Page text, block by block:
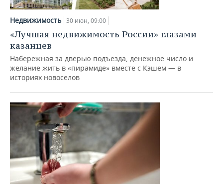
НЕФТЕХИМИЯ
НЕФТЬ
ОПК
ЭНЕРГЕТИКА
РОЗНИЧНАЯ ТОРГОВЛЯ
ТРАНСПОРТ
УСЛУГИ
НОВОСТИ ТЕХНОЛОГИЙ
МЕДИА
МЕРОПРИЯТИЯ
НОВОСТИ МЕРОПРИЯТИЙ
ВЫЕЗДНАЯ РЕДАКЦИЯ
ONLINE-КОНФЕРЕНЦИИ
ОТКРЫТАЯ ЛЕКЦИЯ
СПОРТ
НОВОСТИ СПОРТА
ХОККЕЙ
БАСКЕТБОЛ
ВОЛЕЙБОЛ
КИБЕРСПОРТ
ОБЩЕСТВО
ВЛАСТЬ
ИНФРАСТРУКТУРА
ИСТОРИЯ
КУЛЬТУРА
СЮЖЕТЫ
СПРАВОЧНИК
СПИСОК ПЕРСОН
СПИСОК КОМПАНИЙ
ПОЛНАЯ ВЕРСИЯ
Недвижимость 30 июн, 09:00
«Лучшая недвижимость России» глазами
казанцев
Набережная за дверью подъезда, денежное число и
желание жить в «пирамиде» вместе с Кэшем — в
историях новоселов